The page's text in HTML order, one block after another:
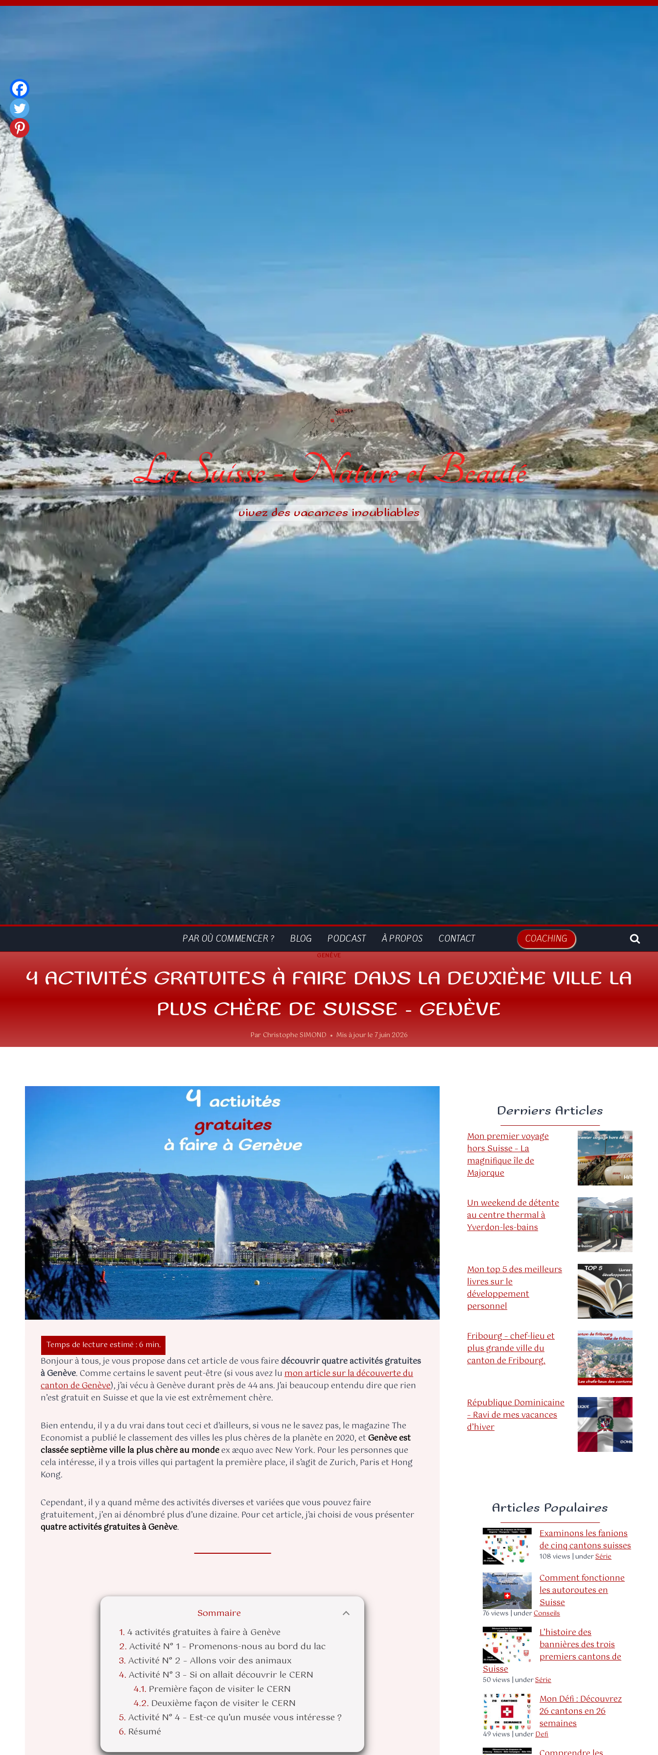
La Suisse - Nature et Beauté
vivez des vacances inoubliables
PAR OÙ COMMENCER ? BLOG PODCAST À PROPOS CONTACT COACHING
GENÈVE
4 ACTIVITÉS GRATUITES À FAIRE DANS LA DEUXIÈME VILLE LA
PLUS CHÈRE DE SUISSE – GENÈVE
Par Christophe SIMOND Mis à jour le7 juin 2026
Bonjour à tous, je vous propose dans cet article de vous fairedécouvrir quatre activités gratuites
à Genève. Comme certains le savent peut-être (si vous avez lu mon article sur la découverte du
canton de Genève), j’ai vécu à Genève durant près de 44 ans. J’ai beaucoup entendu dire que rien
n’est gratuit en Suisse et que la vie est extrêmement chère.
Bien entendu, il y a du vrai dans tout ceci et d’ailleurs, si vous ne le savez pas, le magazine The
Economist a publié le classement des villes les plus chères de la planète en 2020, etGenève est
classée septième ville la plus chère au mondeex æquo avec New York. Pour les personnes que
cela intéresse, il y a trois villes qui partagent la première place, il s’agit de Zurich, Paris et Hong
Kong.
Cependant, il y a quand même des activités diverses et variées que vous pouvez faire
gratuitement, j’en ai dénombré plus d’une dizaine. Pour cet article, j’ai choisi de vous présenter
quatre activités gratuites à Genève.
Sommaire
4 activités gratuites à faire à Genève
Activité N° 1 – Promenons-nous au bord du lac
Activité N° 2 – Allons voir des animaux
Activité N° 3 – Si on allait découvrir le CERN
Première façon de visiter le CERN
Deuxième façon de visiter le CERN
Activité N° 4 – Est-ce qu’un musée vous intéresse ?
Résumé
Derniers Articles
Mon premier voyage
hors Suisse – La
magnifique île de
Majorque
Un weekend de détente
au centre thermal à
Yverdon-les-bains
Mon top 5 des meilleurs
livres sur le
développement
personnel
Fribourg – chef-lieu et
plus grande ville du
canton de Fribourg.
République Dominicaine
– Ravi de mes vacances
d’hiver
Articles Populaires
Examinons les fanions
de cinq cantons suisses
108 views |underSérie
Comment fonctionne
les autoroutes en
Suisse
76 views |underConseils
L’histoire des
bannières des trois
premiers cantons de
Suisse
50 views |underSérie
Mon Défi : Découvrez
26 cantons en 26
semaines
49 views |underDefi